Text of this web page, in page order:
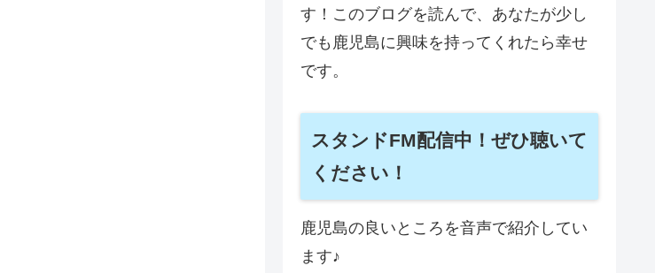
す！このブログを読んで、あなたが少し
でも鹿児島に興味を持ってくれたら幸せ
です。
スタンドFM配信中！ぜひ聴いて
ください！
鹿児島の良いところを音声で紹介してい
ます♪